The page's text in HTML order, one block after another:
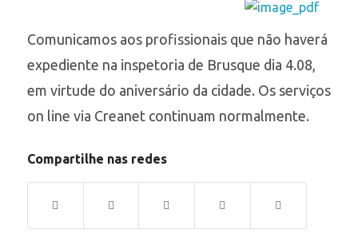
Comunicamos aos profissionais que não haverá
expediente na inspetoria de Brusque dia 4.08,
em virtude do aniversário da cidade. Os serviços
on line via Creanet continuam normalmente.
Compartilhe nas redes